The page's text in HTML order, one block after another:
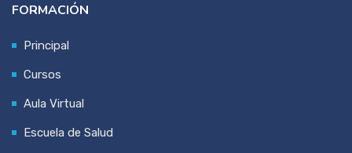
FORMACIÓN
Principal
Cursos
Aula Virtual
Escuela de Salud